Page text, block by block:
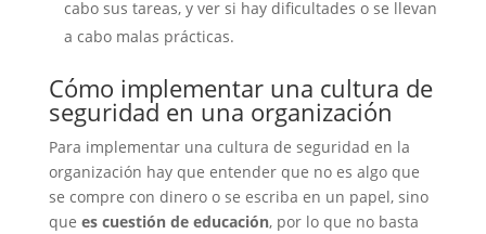
cabo sus tareas, y ver si hay dificultades o se llevan
a cabo malas prácticas.
Cómo implementar una cultura de
seguridad en una organización
Para implementar una cultura de seguridad en la
organización hay que entender que no es algo que
se compre con dinero o se escriba en un papel, sino
que es cuestión de educación, por lo que no basta